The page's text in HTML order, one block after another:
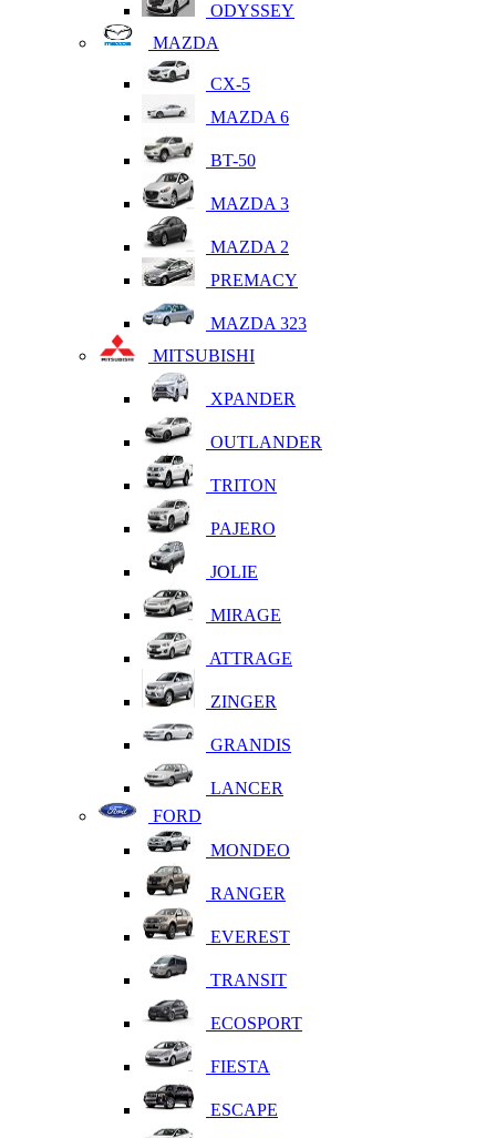
ODYSSEY
MAZDA
CX-5
MAZDA 6
BT-50
MAZDA 3
MAZDA 2
PREMACY
MAZDA 323
MITSUBISHI
XPANDER
OUTLANDER
TRITON
PAJERO
JOLIE
MIRAGE
ATTRAGE
ZINGER
GRANDIS
LANCER
FORD
MONDEO
RANGER
EVEREST
TRANSIT
ECOSPORT
FIESTA
ESCAPE